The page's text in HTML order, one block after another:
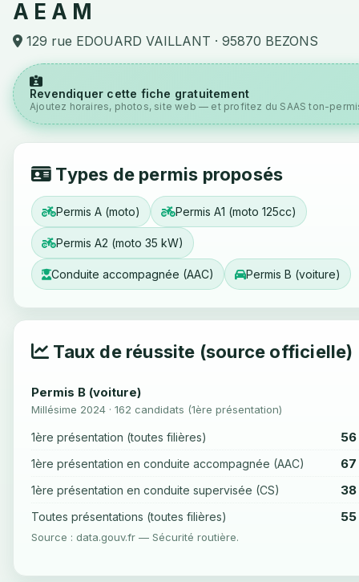
A E A M
129 rue EDOUARD VAILLANT · 95870 BEZONS
Revendiquer cette fiche gratuitement
Ajoutez horaires, photos, site web — et profitez du SAAS ton-
Types de permis proposés
Permis A (moto) Permis A1 (moto 125cc)
Permis A2 (moto 35 kW)
Conduite accompagnée (AAC) Permis B (voiture)
Taux de réussite (source officielle)
Permis B (voiture)
Millésime 2024 · 162 candidats (1ère présentation)
1ère présentation (toutes filières) 56
1ère présentation en conduite accompagnée (AAC) 67
1ère présentation en conduite supervisée (CS) 38
Toutes présentations (toutes filières) 55
Source : data.gouv.fr — Sécurité routière.